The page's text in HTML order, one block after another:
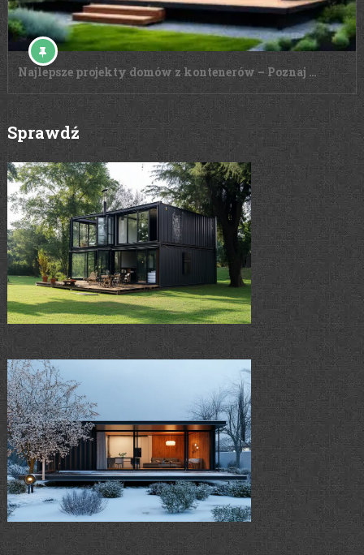
Najlepsze projekty domów z kontenerów – Poznaj …
Sprawdź